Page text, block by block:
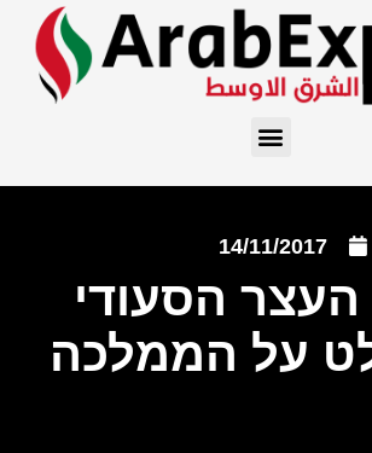
14/11/2017
העצר הסעודי
על הממלכה